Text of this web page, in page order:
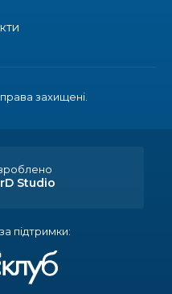
але з одним
Кубка України з
захищені.
Studio
підтримки: